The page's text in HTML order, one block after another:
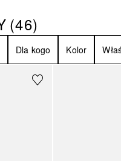
46WYNIKI
(46)
Dla kogo Kolor